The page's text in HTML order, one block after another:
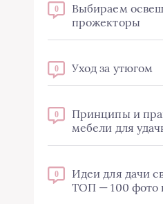
0
Выбираем
прожекторы
0 Уход за утюгом
0
Принципы и
мебели для
0
Идеи для дачи
ТОП — 100 фото